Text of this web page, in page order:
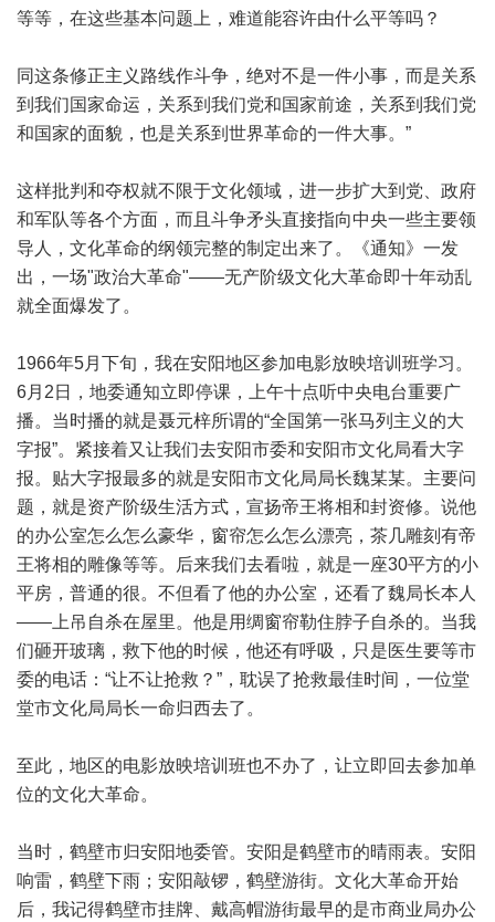
等等，在这些基本问题上，难道能容许由什么平等吗？
同这条修正主义路线作斗争，绝对不是一件小事，而是关系
到我们国家命运，关系到我们党和国家前途，关系到我们党
和国家的面貌，也是关系到世界革命的一件大事。”
这样批判和夺权就不限于文化领域，进一步扩大到党、政府
和军队等各个方面，而且斗争矛头直接指向中央一些主要领
导人，文化革命的纲领完整的制定出来了。《通知》一发
出，一场"政治大革命"——无产阶级文化大革命即十年动乱
就全面爆发了。
1966年5月下旬，我在安阳地区参加电影放映培训班学习。
6月2日，地委通知立即停课，上午十点听中央电台重要广
播。当时播的就是聂元梓所谓的“全国第一张马列主义的大
字报”。紧接着又让我们去安阳市委和安阳市文化局看大字
报。贴大字报最多的就是安阳市文化局局长魏某某。主要问
题，就是资产阶级生活方式，宣扬帝王将相和封资修。说他
的办公室怎么怎么豪华，窗帘怎么怎么漂亮，茶几雕刻有帝
王将相的雕像等等。后来我们去看啦，就是一座30平方的小
平房，普通的很。不但看了他的办公室，还看了魏局长本人
——上吊自杀在屋里。他是用绸窗帘勒住脖子自杀的。当我
们砸开玻璃，救下他的时候，他还有呼吸，只是医生要等市
委的电话：“让不让抢救？”，耽误了抢救最佳时间，一位堂
堂市文化局局长一命归西去了。
至此，地区的电影放映培训班也不办了，让立即回去参加单
位的文化大革命。
当时，鹤壁市归安阳地委管。安阳是鹤壁市的晴雨表。安阳
响雷，鹤壁下雨；安阳敲锣，鹤壁游街。文化大革命开始
后，我记得鹤壁市挂牌、戴高帽游街最早的是市商业局办公